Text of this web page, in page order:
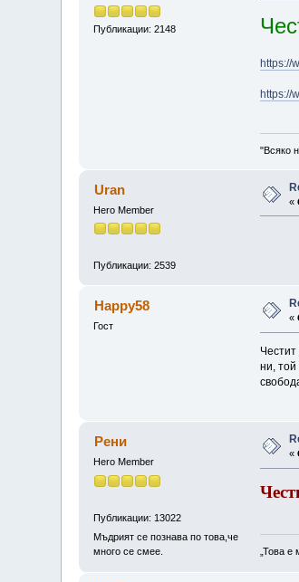
Публикации: 2148
https://
https://
"Всяко
Uran
Hero Member
Публикации: 2539
«
Happy58
Гост
«
ни,
Рени
Hero Member
Публикации: 13022
Мъдрият се познава по това,че
много се смее.
«
„Това